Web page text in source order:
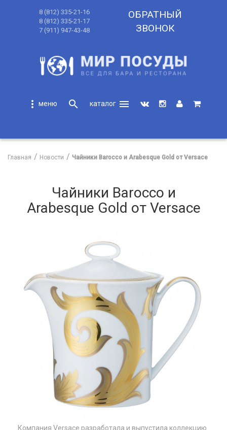
8 (812) 335-21-16
8 (812) 335-21-17
7 (911) 947-43-48
ОБРАТНЫЙ
ЗВОНОК
more_vert search
menu
Главная Новости Чайники Barocco и Arabesque Gold от Versace
Чайники Barocco и
Arabesque Gold от Versace
Компания Versace разработала и выпустила коллекцию